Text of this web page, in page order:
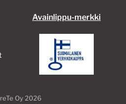
Avainlippu-merkki
Oy2026